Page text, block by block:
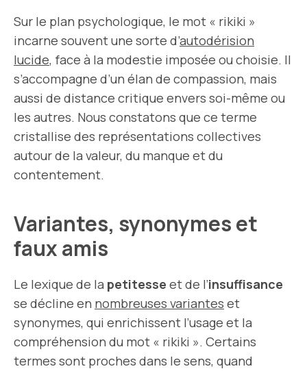
Sur le plan psychologique, le mot « rikiki »
incarne souvent une sorte d’autodérision
lucide, face à la modestie imposée ou choisie. Il
s’accompagne d’un élan de compassion, mais
aussi de distance critique envers soi-même ou
les autres. Nous constatons que ce terme
cristallise des représentations collectives
autour de la valeur, du manque et du
contentement.
Variantes, synonymes et
faux amis
Le lexique de la petitesse et de l’insuffisance
se décline en nombreuses variantes et
synonymes, qui enrichissent l’usage et la
compréhension du mot « rikiki ». Certains
termes sont proches dans le sens, quand